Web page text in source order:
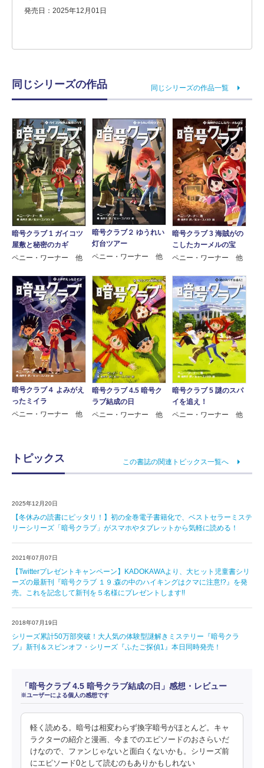
発売日：2025年12月01日
同じシリーズの作品 同じシリーズの作品一覧
暗号クラブ 1 ガイコツ
屋敷と秘密のカギ
ペニー・ワーナー 他
暗号クラブ２ ゆうれい
灯台ツアー
ペニー・ワーナー 他
暗号クラブ 3 海賊がの
こしたカーメルの宝
ペニー・ワーナー 他
暗号クラブ４ よみがえ
ったミイラ
ペニー・ワーナー 他
暗号クラブ 4.5 暗号ク
ラブ結成の日
ペニー・ワーナー 他
暗号クラブ 5 謎のスパ
イを追え！
ペニー・ワーナー 他
トピックス この書誌の関連トピックス一覧へ
2025年12月20日
【冬休みの読書にピッタリ！】初の全巻電子書籍化で、ベストセラーミステ
リーシリーズ「暗号クラブ」がスマホやタブレットから気軽に読める！
2021年07月07日
【Twitterプレゼントキャンペーン】KADOKAWAより、大ヒット児童書シリ
ーズの最新刊『暗号クラブ １９.森の中のハイキングはクマに注意!?』を発
売。これを記念して新刊を５名様にプレゼントします!!
2018年07月19日
シリーズ累計50万部突破！大人気の体験型謎解きミステリー『暗号クラ
ブ』新刊＆スピンオフ・シリーズ『ふたご探偵1』本日同時発売！
「暗号クラブ 4.5 暗号クラブ結成の日」感想・レビュー
※ユーザーによる個人の感想です
軽く読める。暗号は相変わらず換字暗号がほとんど。キャ
ラクターの紹介と漫画、今までのエピソードのおさらいだ
けなので、ファンじゃないと面白くないかも。シリーズ前
にエピソード0として読むのもありかもしれない